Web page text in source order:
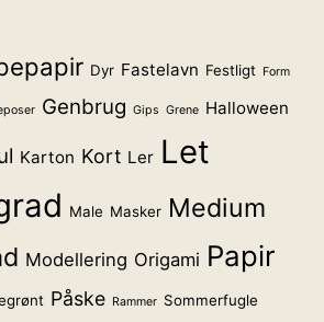
Dyr Fastelavn Festligt Form
Genbrug Gips Grene Halloween
Karton Kort Ler Let
Male Masker Medium
Modellering Origami Papir
Påske Rammer Sommerfugle